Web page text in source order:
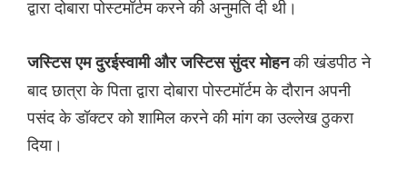
द्वारा दोबारा पोस्टमॉर्टम करने की अनुमति दी थी।
जस्टिस एम दुरईस्वामी और जस्टिस सुंदर मोहनकी खंडपीठ ने
बाद छात्रा के पिता द्वारा दोबारा पोस्टमॉर्टम के दौरान अपनी
पसंद के डॉक्टर को शामिल करने की मांग का उल्लेख ठुकरा
दिया।